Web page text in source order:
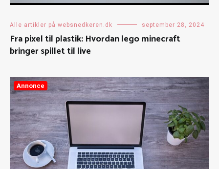
Alle artikler på websnedkeren.dk september 28, 2024
Fra pixel til plastik: Hvordan lego minecraft
bringer spillet til live
Annonce